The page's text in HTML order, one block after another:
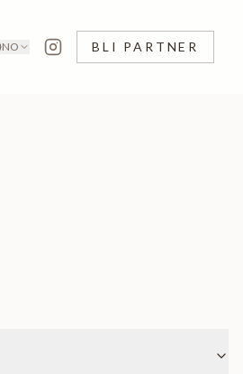
NO BLI PARTNER